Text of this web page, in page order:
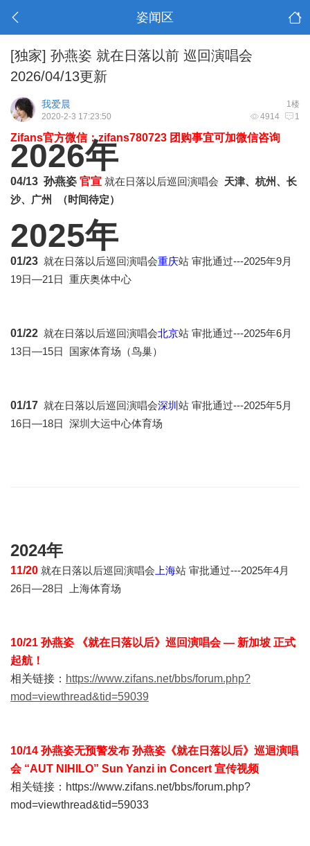
姿闻区
[独家] 孙燕姿 就在日落以前 巡回演唱会
2026/04/13更新
1楼
我爱晨
4914 1
2020-2-3 17:23:50
Zifans官方微信：zifans780723 团购事宜可加微信咨询
2026年
04/13 孙燕姿 官宣 就在日落以后巡回演唱会 天津、杭州、长
沙、广州 （时间待定）
2025年
01/23 就在日落以后巡回演唱会重庆站 审批通过---2025年9月
19日—21日 重庆奥体中心
01/22 就在日落以后巡回演唱会北京站 审批通过---2025年6月
13日—15日 国家体育场（鸟巢）
01/17 就在日落以后巡回演唱会深圳 站 审批通过---2025年5月
16日—18日 深圳大运中心体育场
2024年
11/20 就在日落以后巡回演唱会 上海站 审批通过---2025年4月
26日—28日
上海体育场
10/21 孙燕姿 《就在日落以后》巡回演唱会 — 新加坡 正式
起航！
相关链接： https://www.zifans.net/bbs/forum.php?
mod=viewthread&tid=59039
10/14 孙燕姿无预警发布 孙燕姿《就在日落以后》巡迴演唱
会 “AUT NIHILO” Sun Yanzi in Concert 宣传视频
相关链接： https://www.zifans.net/bbs/forum.php?
mod=viewthread&tid=59033